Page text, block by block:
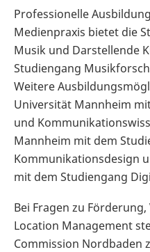
Professionelle
Medienpraxis bietet die
Musik und Darstellende
Studiengang
Weitere
Universität Mannheim
und
Mannheim mit dem
Kommunikationsdesign
mit dem Studiengang
Bei Fragen zu
Location Management
Commission Nordbaden